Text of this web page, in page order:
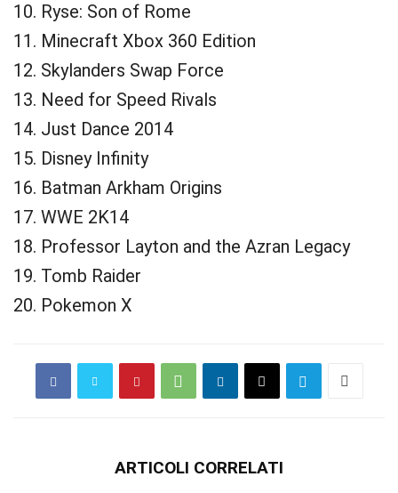
10. Ryse: Son of Rome
11. Minecraft Xbox 360 Edition
12. Skylanders Swap Force
13. Need for Speed Rivals
14. Just Dance 2014
15. Disney Infinity
16. Batman Arkham Origins
17. WWE 2K14
18. Professor Layton and the Azran Legacy
19. Tomb Raider
20. Pokemon X
ARTICOLI CORRELATI